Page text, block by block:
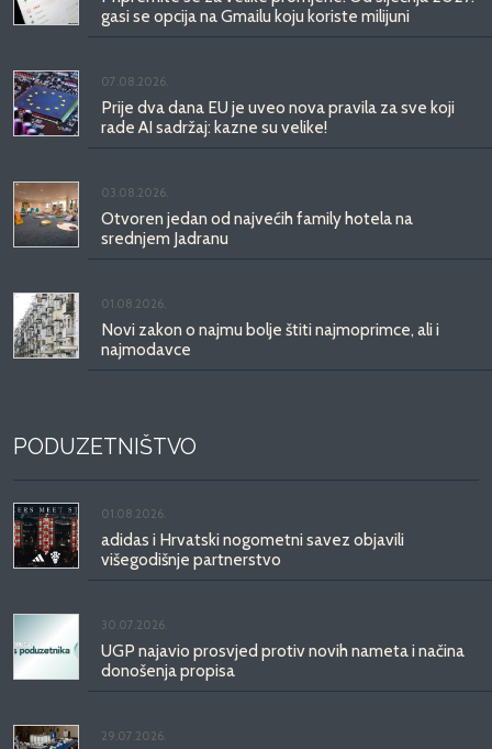
gasi se opcija na Gmailu koju koriste milijuni
07.08.2026.
Prije dva dana EU je uveo nova pravila za sve koji
rade AI sadržaj: kazne su velike!
03.08.2026.
Otvoren jedan od najvećih family hotela na
srednjem Jadranu
01.08.2026.
Novi zakon o najmu bolje štiti najmoprimce, ali i
najmodavce
PODUZETNIŠTVO
01.08.2026.
adidas i Hrvatski nogometni savez objavili
višegodišnje partnerstvo
30.07.2026.
UGP najavio prosvjed protiv novih nameta i načina
donošenja propisa
29.07.2026.